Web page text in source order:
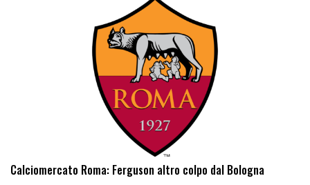
Calciomercato Roma: Ferguson altro colpo dal Bologna